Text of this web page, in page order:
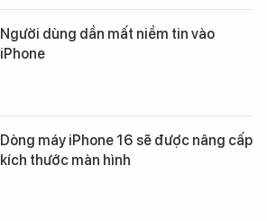
Người dùng dần mất niềm tin vào
iPhone
Dòng máy iPhone 16 sẽ được nâng cấp
kích thước màn hình